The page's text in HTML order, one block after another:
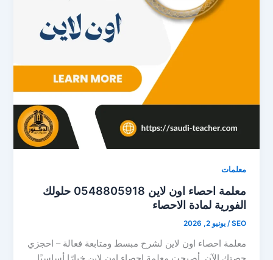
معلمات
معلمة احصاء اون لاين 0548805918 حلولك
الفورية لمادة الاحصاء
SEO
/يونيو 2, 2026
معلمة احصاء اون لاين لشرح مبسط ومتابعة فعالة – احجزي